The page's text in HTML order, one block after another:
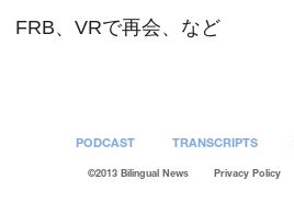
EMBED
FRB、VRで再会、など
PODCAST TRANSCRIPTS
©2013 Bilingual News Privacy Policy